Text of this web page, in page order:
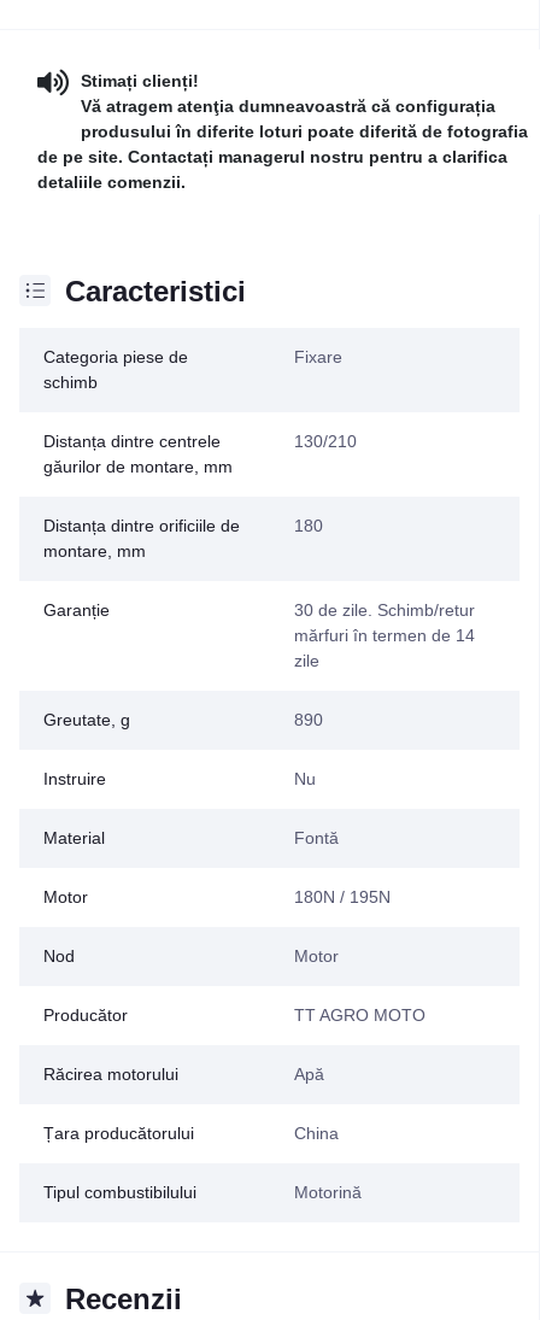
Stimați clienți!
Vă atragem atenţia dumneavoastră că configurația
produsului în diferite loturi poate diferită de fotografia
de pe site. Contactați managerul nostru pentru a clarifica
detaliile comenzii.
Caracteristici
Categoria piese de
schimb
Fixare
Distanța dintre centrele
găurilor de montare, mm
130/210
Distanța dintre orificiile de
montare, mm
180
Garanție
30 de zile. Schimb/retur
mărfuri în termen de 14
zile
Greutate, g 890
Instruire Nu
Material Fontă
Motor 180N / 195N
Nod Motor
Producător TT AGRO MOTO
Răcirea motorului Apă
Țara producătorului China
Tipul combustibilului Motorină
Recenzii